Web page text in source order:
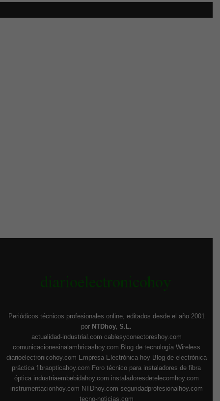
Periódicos técnicos profesionales online, editados desde el año 2001
por NTDhoy, S.L.
actualidad-industrial.com cablesyconectoreshoy.com
comunicacionesinalambricashoy.com Blog de tecnología Wireless
diarioelectronicohoy.com Empresa Electrónica hoy Blog de electrónica
práctica fibraopticahoy.com Foro técnico para instaladores de fibra
óptica industriaembebidahoy.com instaladoresdetelecomhoy.com
instrumentacionhoy.com NTDhoy.com seguridadprofesionalhoy.com
tecno-noticias.com